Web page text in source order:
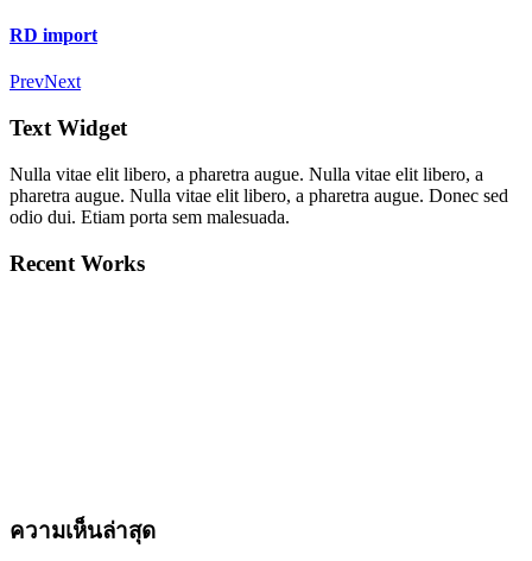
RD import
PrevNext
Text Widget
Nulla vitae elit libero, a pharetra augue. Nulla vitae elit libero, a
pharetra augue. Nulla vitae elit libero, a pharetra augue. Donec sed
odio dui. Etiam porta sem malesuada.
Recent Works
ความเห็นล่าสุด